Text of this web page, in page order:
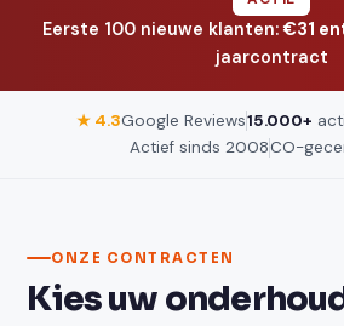
Eerste 100 nieuwe klanten:€31
jaarcontract
★ 4.3Google Reviews15.000+
Actief sinds 2008CO-
ONZE CONTRACTEN
Kies uw